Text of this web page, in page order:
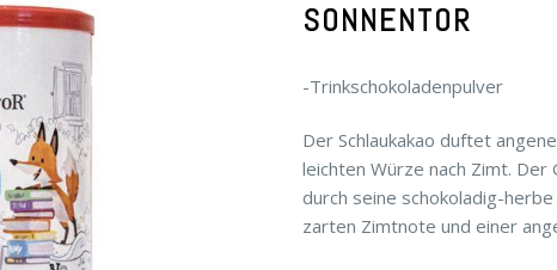
SONNENTOR
-Trinkschokoladenpulver
Der Schlaukakao duftet
leichten Würze nach Zimt. Der
durch seine schokoladig-
zarten Zimtnote und einer